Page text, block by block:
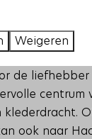
te
en
de
centrum
ook naar
Weigeren